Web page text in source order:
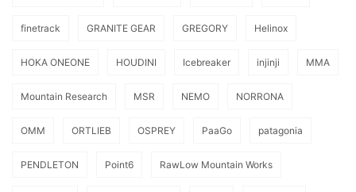
finetrack GRANITE GEAR GREGORY Helinox
HOKA ONEONE HOUDINI Icebreaker injinji MMA
Mountain Research MSR NEMO NORRONA
OMM ORTLIEB OSPREY PaaGo patagonia
PENDLETON Point6 RawLow Mountain Works